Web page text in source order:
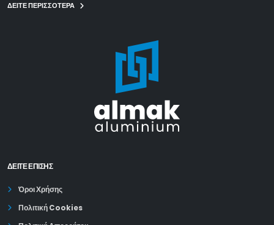
ΔΕΙΤΕ ΠΕΡΙΣΣΟΤΕΡΑ
ΔΕΊΤΕ ΕΠΙΣΗΣ
Όροι Χρήσης
Πολιτική Cookies